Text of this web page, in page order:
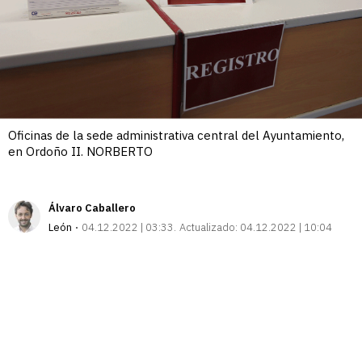
Oficinas de la sede administrativa central del Ayuntamiento,
en Ordoño II. NORBERTO
Álvaro Caballero
León
04.12.2022 | 03:33 Actualizado: 04.12.2022 | 10:04